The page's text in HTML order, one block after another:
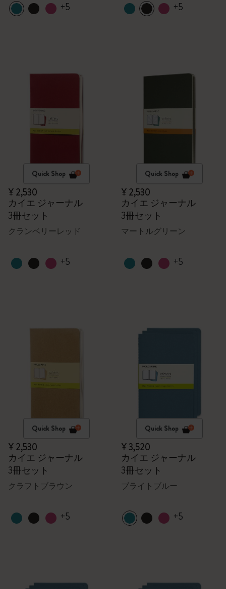
+5 +5
Quick Shop
¥ 2,530
カイエ ジャーナル
3冊セット
クランベリーレッド
+5
Quick Shop
¥ 2,530
カイエ ジャーナル
3冊セット
マートルグリーン
+5
Quick Shop
¥ 2,530
カイエ ジャーナル
3冊セット
クラフトブラウン
+5
Quick Shop
¥ 3,520
カイエ ジャーナル
3冊セット
ブライトブルー
+5